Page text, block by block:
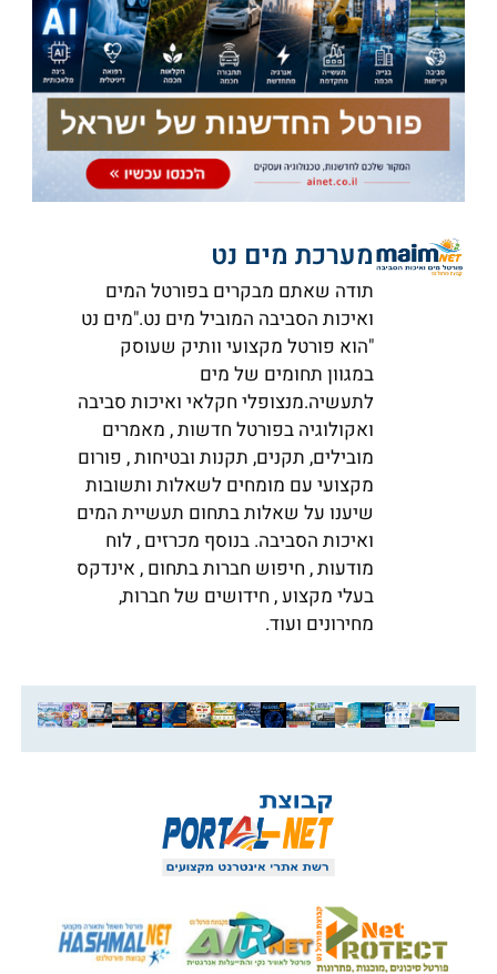
מערכת מים נט
תודה שאתם מבקרים בפורטל המים
ואיכות הסביבה המוביל מים נט."מים נט
"הוא פורטל מקצועי וותיק שעוסק
במגוון תחומים של מים
לתעשיה.מנצופלי חקלאי ואיכות סביבה
ואקולוגיה בפורטל חדשות , מאמרים
מובילים, תקנים, תקנות ובטיחות , פורום
מקצועי עם מומחים לשאלות ותשובות
שיענו על שאלות בתחום תעשיית המים
ואיכות הסביבה. בנוסף מכרזים , לוח
מודעות , חיפוש חברות בתחום , אינדקס
בעלי מקצוע , חידושים של חברות,
מחירונים ועוד.